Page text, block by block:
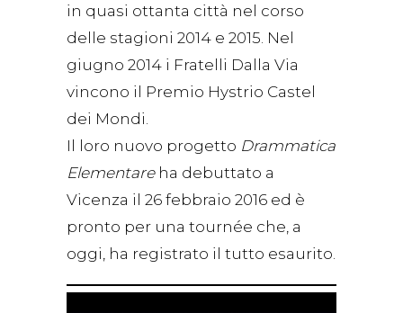
in quasi ottanta città nel corso
delle stagioni 2014 e 2015. Nel
giugno 2014 i Fratelli Dalla Via
vincono il Premio Hystrio Castel
dei Mondi.
Il loro nuovo progetto Drammatica
Elementareha debuttato a
Vicenza il 26 febbraio 2016 ed è
pronto per una tournée che, a
oggi, ha registrato il tutto esaurito.